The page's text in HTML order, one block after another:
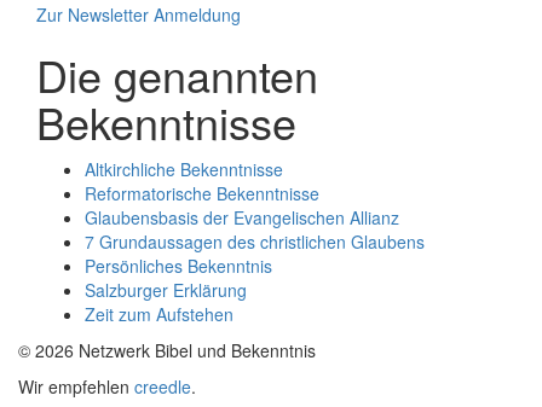
Zur Newsletter Anmeldung
Die genannten
Bekenntnisse
Altkirchliche Bekenntnisse
Reformatorische Bekenntnisse
Glaubensbasis der Evangelischen Allianz
7 Grundaussagen des christlichen Glaubens
Persönliches Bekenntnis
Salzburger Erklärung
Zeit zum Aufstehen
© 2026 Netzwerk Bibel und Bekenntnis
Wir empfehlen creedle.